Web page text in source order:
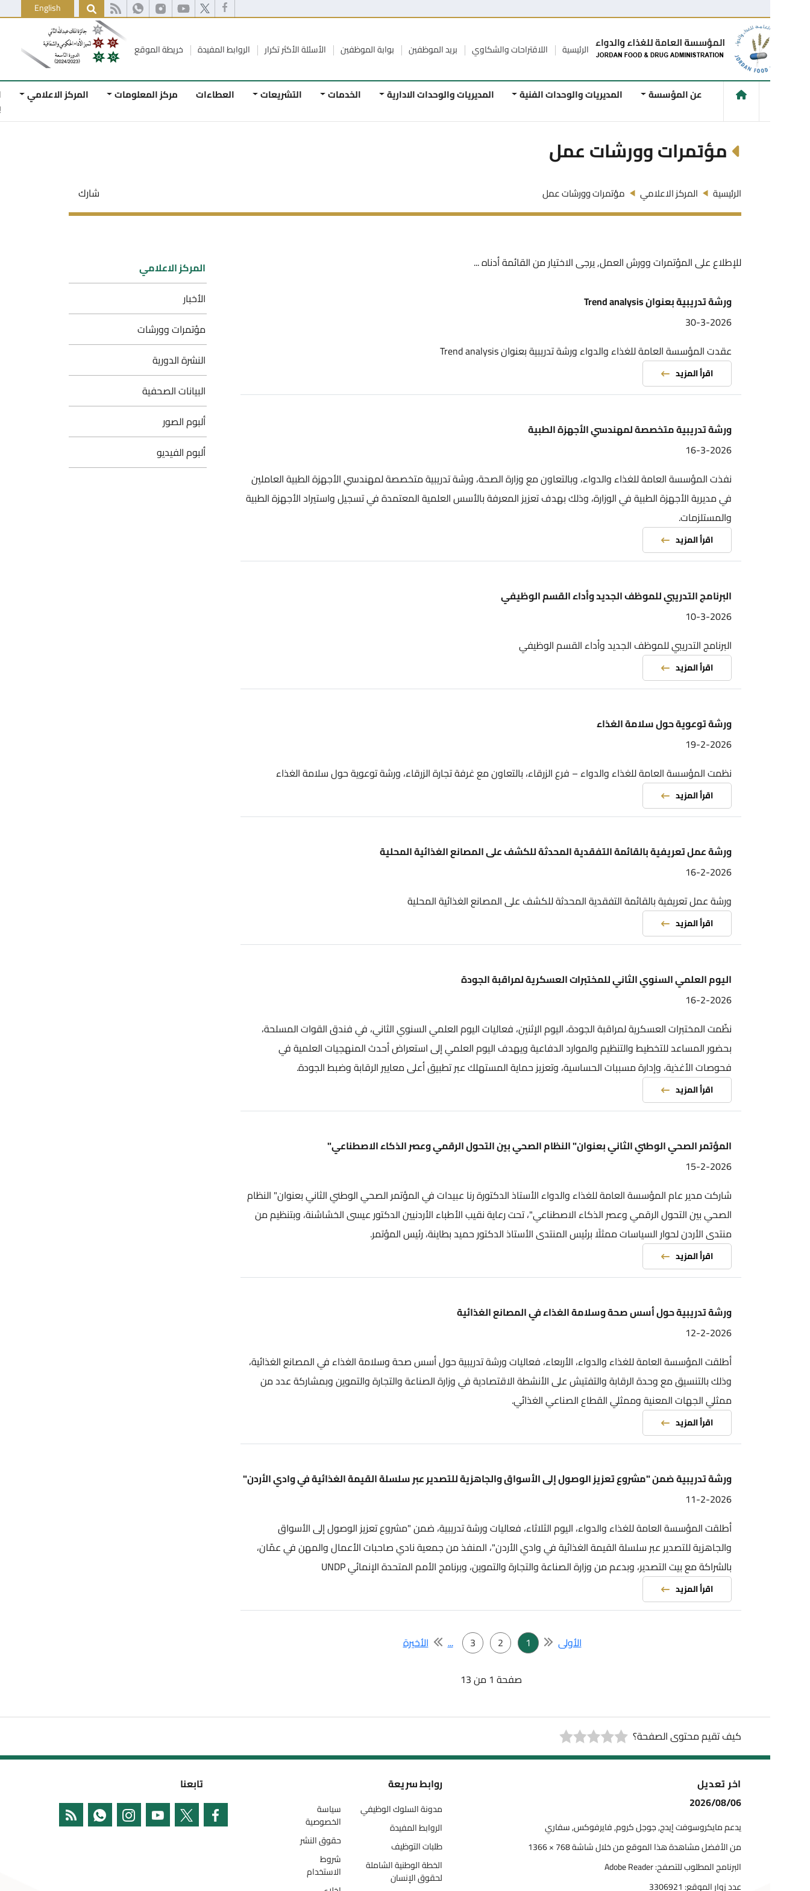
English
الرئيسية اللاقتراحات والشكاوي بريد الموظفين بوابة الموظفين الأسئلة الأكثر تكرار الروابط المفيدة خريطة الموقع
عن المؤسسة المديريات والوحدات الفنية المديريات والوحدات الادارية الخدمات التشريعات العطاءات مركز المعلومات المركز الاعلامي اتصل
بنا
مؤتمرات وورشات عمل
المركز الاعلامي مؤتمرات وورشات عمل
للإطلاع على المؤتمرات وورش العمل, يرجى الاختيار من القائمة أدناه ...
ورشة تدريبية بعنوان Trend analysis
30-3-2026
عقدت المؤسسة العامة للغذاء والدواء ورشة تدريبية بعنوان Trend analysis
ورشة تدريبية متخصصة لمهندسي الأجهزة الطبية
16-3-2026
نفذت المؤسسة العامة للغذاء والدواء، وبالتعاون مع وزارة الصحة، ورشة تدريبية متخصصة لمهندسي الأجهزة الطبية العاملين
في مديرية الأجهزة الطبية في الوزارة، وذلك بهدف تعزيز المعرفة بالأسس العلمية المعتمدة في تسجيل واستيراد الأجهزة الطبية
والمستلزمات.
البرنامج التدريبي للموظف الجديد وأداء القسم الوظيفي
10-3-2026
البرنامج التدريبي للموظف الجديد وأداء القسم الوظيفي
ورشة توعوية حول سلامة الغذاء
19-2-2026
نظمت المؤسسة العامة للغذاء والدواء – فرع الزرقاء، بالتعاون مع غرفة تجارة الزرقاء، ورشة توعوية حول سلامة الغذاء
ورشة عمل تعريفية بالقائمة التفقدية المحدثة للكشف على المصانع الغذائية المحلية
16-2-2026
ورشة عمل تعريفية بالقائمة التفقدية المحدثة للكشف على المصانع الغذائية المحلية
اليوم العلمي السنوي الثاني للمختبرات العسكرية لمراقبة الجودة
16-2-2026
نظّمت المختبرات العسكرية لمراقبة الجودة، اليوم الإثنين، فعاليات اليوم العلمي السنوي الثاني، في فندق القوات المسلحة،
بحضور المساعد للتخطيط والتنظيم والموارد الدفاعية ويهدف اليوم العلمي إلى استعراض أحدث المنهجيات العلمية في
فحوصات الأغذية، وإدارة مسببات الحساسية، وتعزيز حماية المستهلك عبر تطبيق أعلى معايير الرقابة وضبط الجودة.
المؤتمر الصحي الوطني الثاني بعنوان" النظام الصحي بين التحول الرقمي وعصر الذكاء الاصطناعي"
15-2-2026
شاركت مدير عام المؤسسة العامة للغذاء والدواء الأستاذ الدكتورة رنا عبيدات في المؤتمر الصحي الوطني الثاني بعنوان" النظام
الصحي بين التحول الرقمي وعصر الذكاء الاصطناعي"، تحت رعاية نقيب الأطباء الأردنيين الدكتور عيسى الخشاشنة، وبتنظيم من
منتدى الأردن لحوار السياسات ممثلًا برئيس المنتدى الأستاذ الدكتور حميد بطاينة، رئيس المؤتمر.
ورشة تدريبية حول أسس صحة وسلامة الغذاء في المصانع الغذائية
12-2-2026
أطلقت المؤسسة العامة للغذاء والدواء، الأربعاء، فعاليات ورشة تدريبية حول أسس صحة وسلامة الغذاء في المصانع الغذائية،
وذلك بالتنسيق مع وحدة الرقابة والتفتيش على الأنشطة الاقتصادية في وزارة الصناعة والتجارة والتموين وبمشاركة عدد من
ممثلي الجهات المعنية وممثلي القطاع الصناعي الغذائي.
ورشة تدريبية ضمن "مشروع تعزيز الوصول إلى الأسواق والجاهزية للتصدير عبر سلسلة القيمة الغذائية في وادي الأردن"
11-2-2026
أطلقت المؤسسة العامة للغذاء والدواء، اليوم الثلاثاء، فعاليات ورشة تدريبية، ضمن "مشروع تعزيز الوصول إلى الأسواق
والجاهزية للتصدير عبر سلسلة القيمة الغذائية في وادي الأردن"، المنفذ من جمعية نادي صاحبات الأعمال والمهن في عمّان،
بالشراكة مع بيت التصدير، وبدعم من وزارة الصناعة والتجارة والتموين، وبرنامج الأمم المتحدة الإنمائي UNDP
1
2
3
... الأخيرة
المركز الاعلامي
مؤتمرات وورشات
النشرة الدورية
البيانات الصحفية
ألبوم الصور
ألبوم الفيديو
كيف تقيم محتوى الصفحة؟
اخر تعديل
2026/08/06
يدعم مايكروسوفت إيدج, جوجل كروم, فايرفوكس, سفاري
من الأفضل مشاهدة هذا الموقع من خلال شاشة 768 × 1366
البرنامج المطلوب للتصفح: Adobe Reader
عدد زوار الموقع:3306921
روابط سريعة
مدونة السلوك الوظيفي
الروابط المفيدة
طلبات التوظيف
الخطة الوطنية الشاملة
لحقوق الإنسان
سياسة
حقوق النشر
شروط
الاستخدام